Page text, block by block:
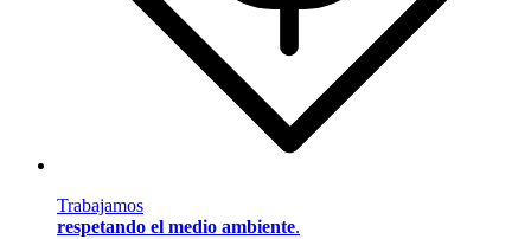
Trabajamos
respetando el medio ambiente.